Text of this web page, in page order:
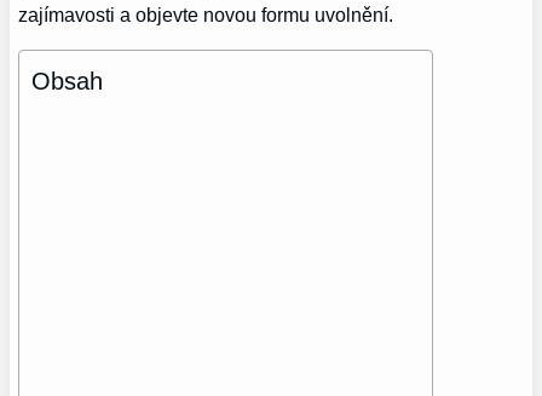
zajímavosti a objevte novou formu uvolnění.
Obsah